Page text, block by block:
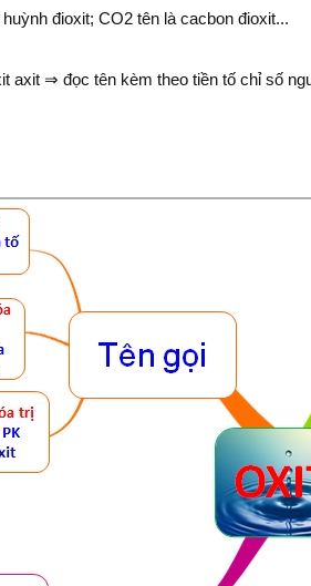
đioxit; CO2 tên là cacbon đioxit...
axit ⇒ đọc tên kèm theo tiền tố chỉ số